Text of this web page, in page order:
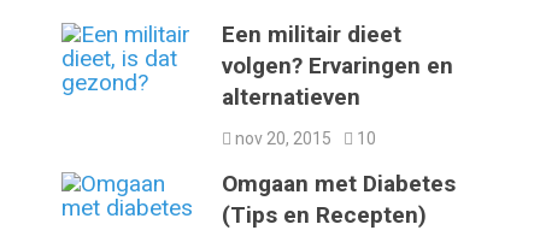
Een militair dieet
volgen? Ervaringen en
alternatieven
nov 20, 2015 10
Omgaan met Diabetes
(Tips en Recepten)